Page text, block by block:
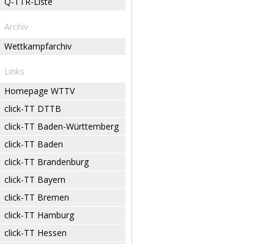
Archiv
Wettkampfarchiv
Links
Homepage WTTV
click-TT DTTB
click-TT Baden-Württemberg
click-TT Baden
click-TT Brandenburg
click-TT Bayern
click-TT Bremen
click-TT Hamburg
click-TT Hessen